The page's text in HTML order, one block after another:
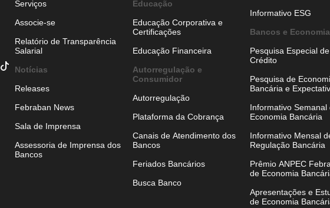
Serviços
Associe-se
Relatório de Transparência
Salarial
Notícias
Releases
Febraban News
Sala de Imprensa
Assessoria de Imprensa dos
Bancos
Educação
Educação Corporativa e
Certificações
Educação Financeira
Autorregulação e
Consumidor
Autorregulação
Plataforma da Cobrança
Canais de Atendimento dos
Bancos
Feriados Bancários
Busca Banco
Informativo ESG
Bancos e Economia
Pesquisa Especial de
Crédito
Pesquisa de
Bancária e
Informativo Semanal
Economia Bancária
Informativo Mensal
Regulação Bancária
Prêmio ANPEC
de Economia
Apresentações e
de Economia